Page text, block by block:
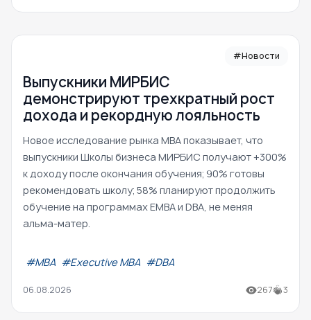
#Новости
Выпускники МИРБИС
демонстрируют трехкратный рост
дохода и рекордную лояльность
Новое исследование рынка MBA показывает, что
выпускники Школы бизнеса МИРБИС получают +300%
к доходу после окончания обучения; 90% готовы
рекомендовать школу; 58% планируют продолжить
обучение на программах EMBA и DBA, не меняя
альма-матер.
#МВА #Executive MBA #DBA
06.08.2026 267 3